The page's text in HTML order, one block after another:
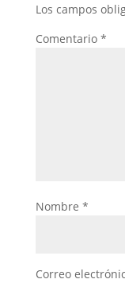
Los campos
Comentario *
Nombre *
Correo